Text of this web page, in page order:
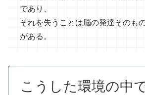
であり、
それを失うことは脳の発達そのも
がある。
こうした環境の中で